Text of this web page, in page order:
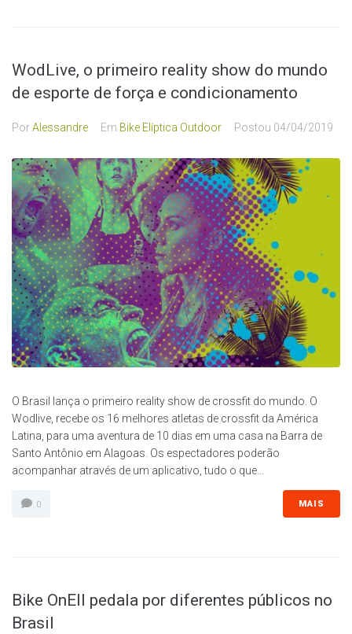
WodLive, o primeiro reality show do mundo
de esporte de força e condicionamento
PorAlessandre Em Bike Elíptica Outdoor Postou 04/04/2019
O Brasil lança o primeiro reality show de crossfit do mundo. O
Wodlive, recebe os 16 melhores atletas de crossfit da América
Latina, para uma aventura de 10 dias em uma casa na Barra de
Santo Antônio em Alagoas. Os espectadores poderão
acompanhar através de um aplicativo, tudo o que...
0 MAIS
Bike OnEll pedala por diferentes públicos no
Brasil